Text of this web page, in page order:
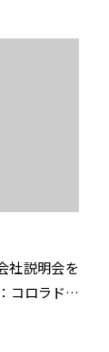
社説明会を
コロラド州